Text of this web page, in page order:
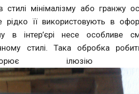
мінімалізму або гранжу
рідко її використовують в
в інтер’єрі несе особливе
стилі. Така обробка
ілюзію